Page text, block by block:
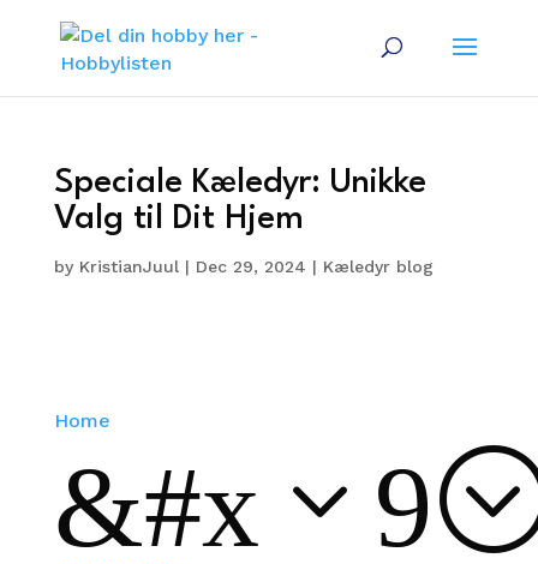
Speciale Kæledyr: Unikke
Valg til Dit Hjem
by KristianJuul| Dec 29, 2024 | Kæledyr blog
Home